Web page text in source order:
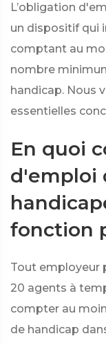
L’obligation
un dispositif qui
comptant au
nombre
handicap. Nous
essentielles
En quoi
d'emploi
fonction
Tout employeur
20 agents à
compter au
de handicap